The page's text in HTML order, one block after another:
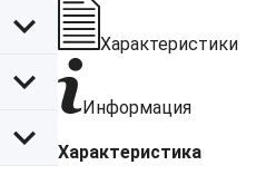
Характеристики
Информация
Характеристика